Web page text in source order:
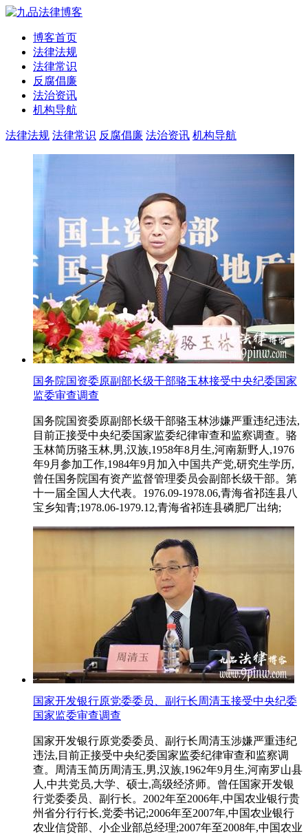
博客首页
法律法规
法律常识
反腐倡廉
法治资讯
机构导航
法律法规 法律常识 反腐倡廉 法治资讯 机构导航
国务院国资委原副部长级干部骆玉林接受中央纪委国家
监委审查调查
国务院国资委原副部长级干部骆玉林涉嫌严重违纪违法,
目前正接受中央纪委国家监委纪律审查和监察调查。骆
玉林简历骆玉林,男,汉族,1958年8月生,河南新野人,1976
年9月参加工作,1984年9月加入中国共产党,研究生学历,
曾任国务院国有资产监督管理委员会副部长级干部。第
十一届全国人大代表。1976.09-1978.06,青海省祁连县八
宝乡知青;1978.06-1979.12,青海省祁连县磷肥厂出纳;
国家开发银行原党委委员、副行长周清玉接受中央纪委
国家监委审查调查
国家开发银行原党委委员、副行长周清玉涉嫌严重违纪
违法,目前正接受中央纪委国家监委纪律审查和监察调
查。周清玉简历周清玉,男,汉族,1962年9月生,河南罗山县
人,中共党员,大学、硕士,高级经济师。曾任国家开发银
行党委委员、副行长。2002年至2006年,中国农业银行贵
州省分行行长,党委书记;2006年至2007年,中国农业银行
农业信贷部、小企业部总经理;2007年至2008年,中国农业